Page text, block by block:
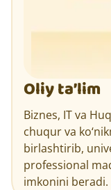
Oliy taʼlim
Biznes, IT va
chuqur va
birlashtirib,
professional
imkonini beradi.